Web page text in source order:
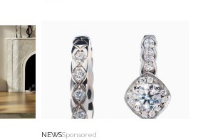
NEWSSponsored